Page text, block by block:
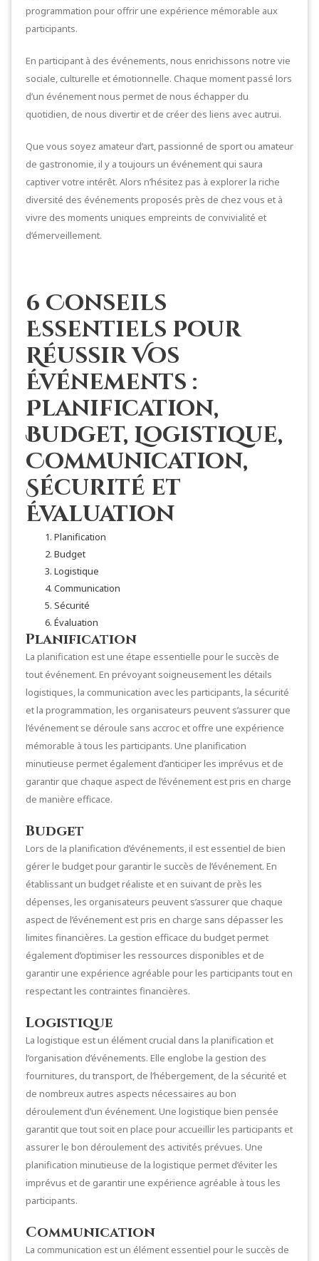
programmation pour offrir une expérience mémorable aux
participants.
En participant à des événements, nous enrichissons notre vie
sociale, culturelle et émotionnelle. Chaque moment passé lors
d’un événement nous permet de nous échapper du
quotidien, de nous divertir et de créer des liens avec autrui.
Que vous soyez amateur d’art, passionné de sport ou amateur
de gastronomie, il y a toujours un événement qui saura
captiver votre intérêt. Alors n’hésitez pas à explorer la riche
diversité des événements proposés près de chez vous et à
vivre des moments uniques empreints de convivialité et
d’émerveillement.
6 Conseils
Essentiels pour
Réussir Vos
Événements :
Planification,
Budget, Logistique,
Communication,
Sécurité et
Évaluation
Planification
Budget
Logistique
Communication
Sécurité
Évaluation
Planification
La planification est une étape essentielle pour le succès de
tout événement. En prévoyant soigneusement les détails
logistiques, la communication avec les participants, la sécurité
et la programmation, les organisateurs peuvent s’assurer que
l’événement se déroule sans accroc et offre une expérience
mémorable à tous les participants. Une planification
minutieuse permet également d’anticiper les imprévus et de
garantir que chaque aspect de l’événement est pris en charge
de manière efficace.
Budget
Lors de la planification d’événements, il est essentiel de bien
gérer le budget pour garantir le succès de l’événement. En
établissant un budget réaliste et en suivant de près les
dépenses, les organisateurs peuvent s’assurer que chaque
aspect de l’événement est pris en charge sans dépasser les
limites financières. La gestion efficace du budget permet
également d’optimiser les ressources disponibles et de
garantir une expérience agréable pour les participants tout en
respectant les contraintes financières.
Logistique
La logistique est un élément crucial dans la planification et
l’organisation d’événements. Elle englobe la gestion des
fournitures, du transport, de l’hébergement, de la sécurité et
de nombreux autres aspects nécessaires au bon
déroulement d’un événement. Une logistique bien pensée
garantit que tout soit en place pour accueillir les participants et
assurer le bon déroulement des activités prévues. Une
planification minutieuse de la logistique permet d’éviter les
imprévus et de garantir une expérience agréable à tous les
participants.
Communication
La communication est un élément essentiel pour le succès de